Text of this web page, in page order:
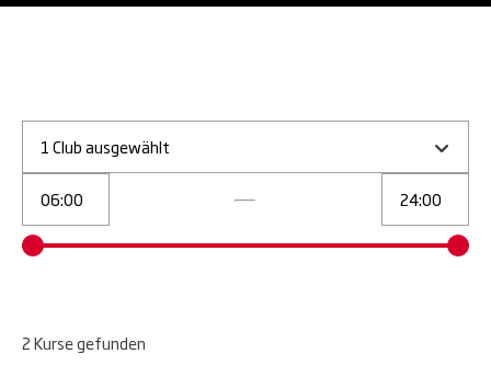
1 Club ausgewählt
2Kursegefunden